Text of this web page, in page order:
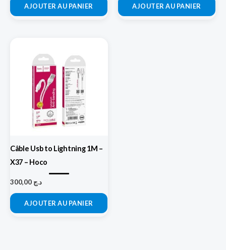
AJOUTER AU PANIER AJOUTER AU PANIER
Câble Usb to Lightning 1M –
X37 – Hoco
د.ج
AJOUTER AU PANIER